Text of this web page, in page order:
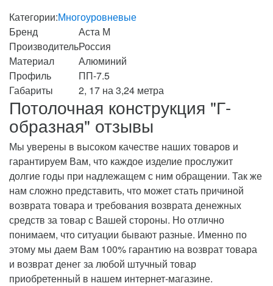
Категории:Многоуровневые
Бренд
Аста М
ПроизводительРоссия
Материал
Алюминий
Профиль
ПП-7.5
Габариты
2, 17 на 3,24 метра
Потолочная конструкция "Г-
образная" отзывы
Мы уверены в высоком качестве наших товаров и
гарантируем Вам, что каждое изделие прослужит
долгие годы при надлежащем с ним обращении. Так же
нам сложно представить, что может стать причиной
возврата товара и требования возврата денежных
средств за товар с Вашей стороны. Но отлично
понимаем, что ситуации бывают разные. Именно по
этому мы даем Вам 100% гарантию на возврат товара
и возврат денег за любой штучный товар
приобретенный в нашем интернет-магазине.